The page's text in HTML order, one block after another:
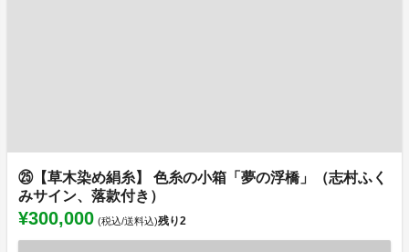
㉕【草木染め絹糸】 色糸の小箱「夢の浮橋」（志村ふく
みサイン、落款付き）
¥300,000 (税込/送料込)残り2